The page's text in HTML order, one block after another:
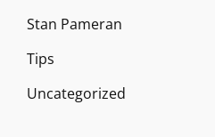
Stan Pameran
Tips
Uncategorized